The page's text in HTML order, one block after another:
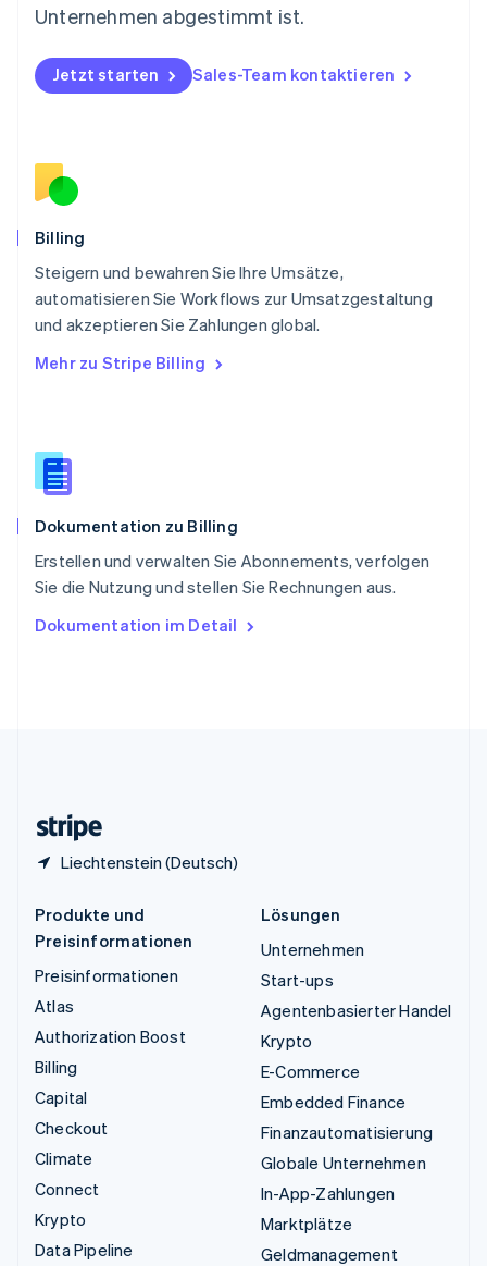
Unternehmen abgestimmt ist.
Jetzt starten Sales-Team kontaktieren
Billing
Steigern und bewahren Sie Ihre Umsätze,
automatisieren Sie Workflows zur Umsatzgestaltung
und akzeptieren Sie Zahlungen global.
Mehr zu Stripe Billing
Dokumentation zu Billing
Erstellen und verwalten Sie Abonnements, verfolgen
Sie die Nutzung und stellen Sie Rechnungen aus.
Dokumentation im Detail
Liechtenstein (Deutsch)
Österreich
Polen
English
Portugal
Schweden
Svenska
Schweiz
Deutsch
Singapur
English简体中文
Slowakei
English
Slowenien
English
Spanien
Thailand
Tschechische Republik
English
English
Produkte und
Preisinformationen
Preisinformationen
Atlas
Authorization Boost
Billing
Capital
Checkout
Climate
Connect
Krypto
Data Pipeline
Lösungen
Unternehmen
Start-ups
Agentenbasierter Handel
Krypto
E-Commerce
Embedded Finance
Finanzautomatisierung
Globale Unternehmen
In-App-Zahlungen
Marktplätze
Geldmanagement